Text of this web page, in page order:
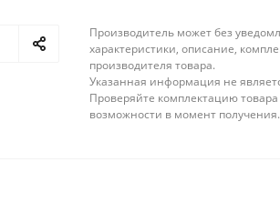
Производитель может без
характеристики, описание,
производителя товара.
Указанная информация не
Проверяйте комплектацию товара
возможности в момент получения.